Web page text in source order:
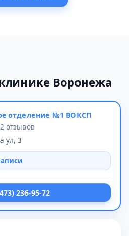
Воронежа
отделение №1 ВОКСП
отзывов
ул, 3
236-95-72